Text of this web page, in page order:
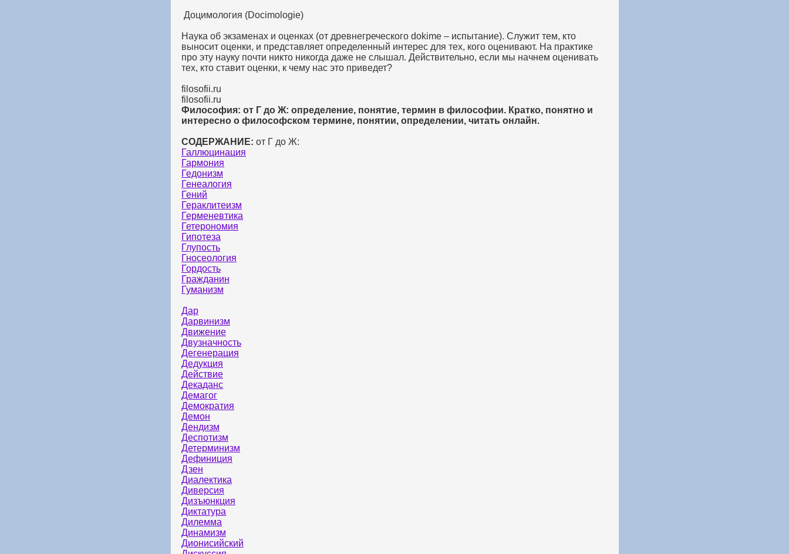
Доцимология (Docimologie)
Наука об экзаменах и оценках (от древнегреческого dokime – испытание). Служит тем, кто
выносит оценки, и представляет определенный интерес для тех, кого оценивают. На практике
про эту науку почти никто никогда даже не слышал. Действительно, если мы начнем оценивать
тех, кто ставит оценки, к чему нас это приведет?
filosofii.ru
filosofii.ru
Философия: от Г до Ж: определение, понятие, термин в философии. Кратко, понятно и
интересно о философском термине, понятии, определении, читать онлайн.
СОДЕРЖАНИЕ: от Г до Ж:
Галлюцинация
Гармония
Гедонизм
Генеалогия
Гений
Гераклитеизм
Герменевтика
Гетерономия
Гипотеза
Глупость
Гносеология
Гордость
Гражданин
Гуманизм
Дар
Дарвинизм
Движение
Двузначность
Дегенерация
Дедукция
Действие
Декаданс
Демагог
Демократия
Демон
Дендизм
Деспотизм
Детерминизм
Дефиниция
Дзен
Диалектика
Диверсия
Дизъюнкция
Диктатура
Дилемма
Динамизм
Дионисийский